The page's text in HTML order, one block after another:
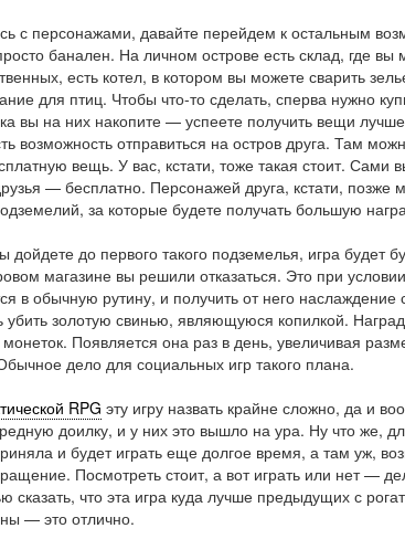
с персонажами, давайте перейдем к остальным
банален. На личном острове есть склад, где
есть котел, в котором вы можете сварить
для птиц. Чтобы что-то сделать, сперва нужно
вы на них накопите — успеете получить вещи
возможность отправиться на остров друга. Там
вещь. У вас, кстати, тоже такая стоит. Сами
— бесплатно. Персонажей друга, кстати, позже
за которые будете получать большую
дойдете до первого такого подземелья, игра будет
магазине вы решили отказаться. Это при
в обычную рутину, и получить от него
убить золотую свинью, являющуюся копилкой.
Появляется она раз в день, увеличивая
дело для социальных игр такого плана.
RPG эту игру назвать крайне сложно, да и
доилку, и у них это вышло на ура. Ну что же,
и будет играть еще долгое время, а там уж,
Посмотреть стоит, а вот играть или нет —
сказать, что эта игра куда лучше предыдущих с
— это отлично.